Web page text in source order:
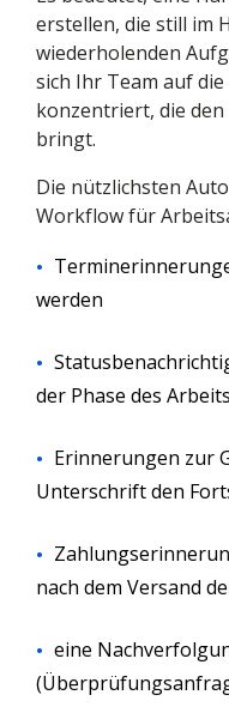
erstellen, die still im
wiederholenden
sich Ihr Team auf
konzentriert, die
bringt.
Die nützlichsten
Workflow für
werden
der Phase des
Erinnerungen zur
Unterschrift den
nach dem Versand
eine